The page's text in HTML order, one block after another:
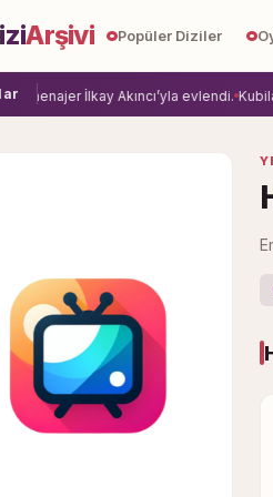
Arşivi Popüler Diziler
menajer İlkay Akıncı’yla evlendi. Kubilay